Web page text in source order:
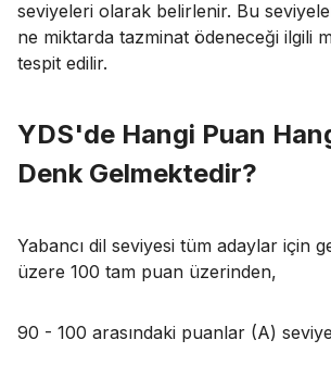
seviyeleri olarak belirlenir. Bu
ne miktarda tazminat ödeneceği ilgili
tespit edilir.
YDS'de Hangi Puan
Denk Gelmektedir?
Yabancı dil seviyesi tüm adaylar için
üzere 100 tam puan üzerinden,
90 - 100 arasındaki puanlar (A)